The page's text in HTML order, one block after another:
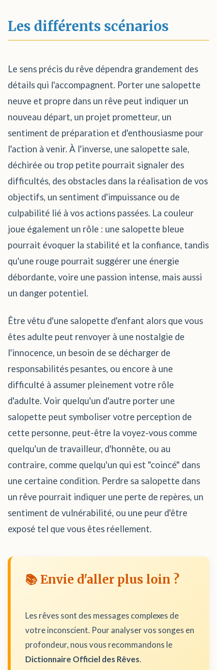
Les différents scénarios
Le sens précis du rêve dépendra grandement des
détails qui l'accompagnent. Porter une salopette
neuve et propre dans un rêve peut indiquer un
nouveau départ, un projet prometteur, un
sentiment de préparation et d'enthousiasme pour
l'action à venir. À l'inverse, une salopette sale,
déchirée ou trop petite pourrait signaler des
difficultés, des obstacles dans la réalisation de vos
objectifs, un sentiment d'impuissance ou de
culpabilité lié à vos actions passées. La couleur
joue également un rôle : une salopette bleue
pourrait évoquer la stabilité et la confiance, tandis
qu'une rouge pourrait suggérer une énergie
débordante, voire une passion intense, mais aussi
un danger potentiel.
Être vêtu d'une salopette d'enfant alors que vous
êtes adulte peut renvoyer à une nostalgie de
l'innocence, un besoin de se décharger de
responsabilités pesantes, ou encore à une
difficulté à assumer pleinement votre rôle
d'adulte. Voir quelqu'un d'autre porter une
salopette peut symboliser votre perception de
cette personne, peut-être la voyez-vous comme
quelqu'un de travailleur, d'honnête, ou au
contraire, comme quelqu'un qui est "coincé" dans
une certaine condition. Perdre sa salopette dans
un rêve pourrait indiquer une perte de repères, un
sentiment de vulnérabilité, ou une peur d'être
exposé tel que vous êtes réellement.
📚 Envie d'aller plus loin ?
Les rêves sont des messages complexes de
votre inconscient. Pour analyser vos songes en
profondeur, nous vous recommandons le
Dictionnaire Officiel des Rêves.